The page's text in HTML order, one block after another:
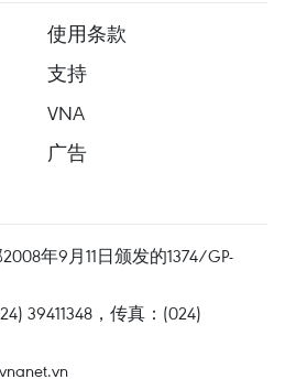
使用条款
支持
VNA
广告
年9月11日颁发的1374/GP-
39411348，传真：(024)